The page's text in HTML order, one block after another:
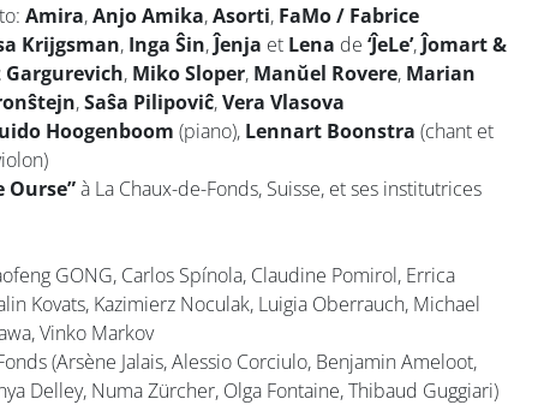
Amira,Anjo Amika,Asorti, FaMo / Fabrice
Krijgsman, Inga Ŝin,Ĵenja et Lena de ‘ĴeLe’,Ĵomart &
Gargurevich, Miko Sloper, Manŭel Rovere, Marian
,Saŝa Pilipoviĉ,Vera Vlasova
Hoogenboom (piano), Lennart Boonstra (chant et
Ourse”à La Chaux-de-Fonds, Suisse, et ses institutrices
GONG, Carlos Spínola, Claudine Pomirol, Errica
Kovats, Kazimierz Noculak, Luigia Oberrauch, Michael
Vinko Markov
(Arsène Jalais, Alessio Corciulo, Benjamin Ameloot,
Delley, Numa Zürcher, Olga Fontaine, Thibaud Guggiari)